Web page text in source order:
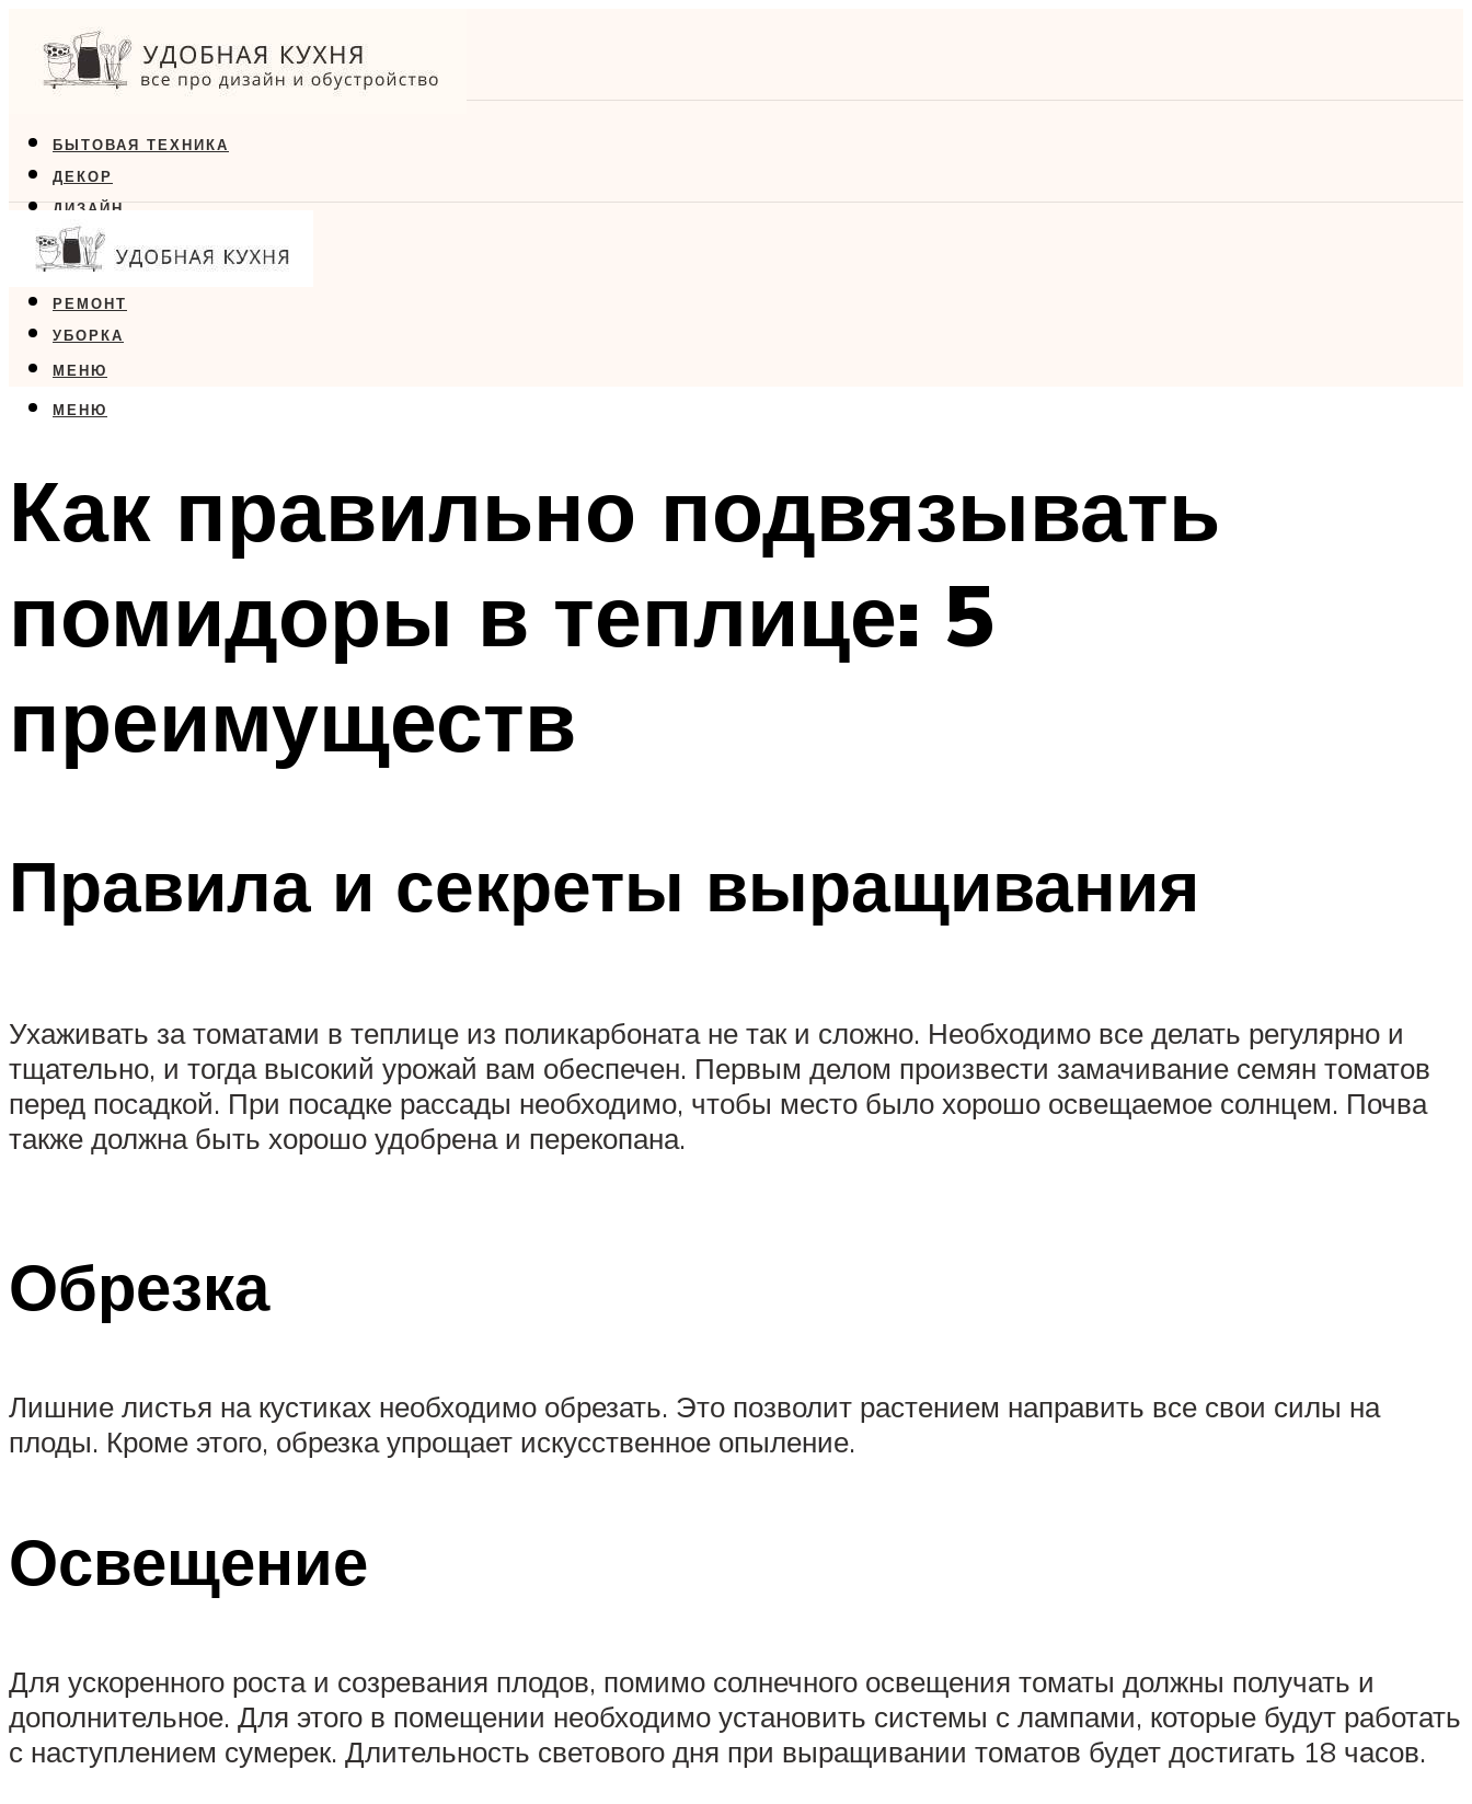
БЫТОВАЯ ТЕХНИКА
ДЕКОР
ДИЗАЙН
ЕДА
МЕБЕЛЬ
РЕМОНТ
УБОРКА
МЕНЮ
МЕНЮ
Как правильно подвязывать
помидоры в теплице: 5
преимуществ
Правила и секреты выращивания
Ухаживать за томатами в теплице из поликарбоната не так и сложно. Необходимо все делать регулярно и
тщательно, и тогда высокий урожай вам обеспечен. Первым делом произвести замачивание семян томатов
перед посадкой. При посадке рассады необходимо, чтобы место было хорошо освещаемое солнцем. Почва
также должна быть хорошо удобрена и перекопана.
Обрезка
Лишние листья на кустиках необходимо обрезать. Это позволит растением направить все свои силы на
плоды. Кроме этого, обрезка упрощает искусственное опыление.
Освещение
Для ускоренного роста и созревания плодов, помимо солнечного освещения томаты должны получать и
дополнительное. Для этого в помещении необходимо установить системы с лампами, которые будут работать
с наступлением сумерек. Длительность светового дня при выращивании томатов будет достигать 18 часов.